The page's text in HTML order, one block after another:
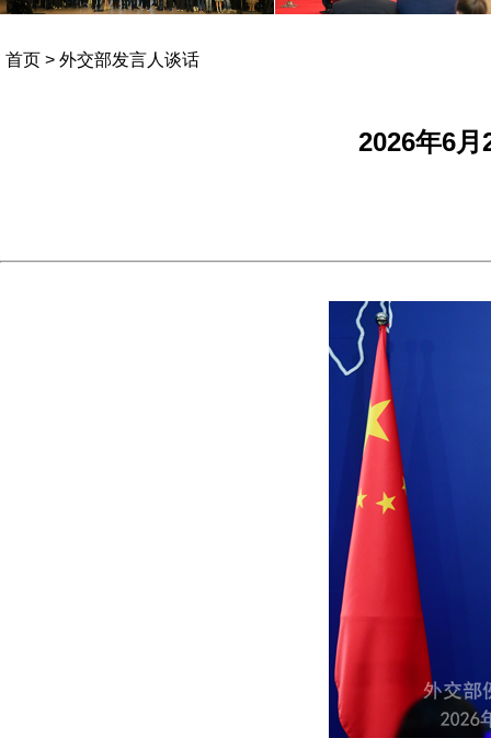
首页 > 外交部发言人谈话
2026年6